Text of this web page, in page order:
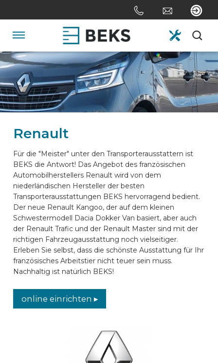
to
content
Jump
to
the
navigation
HOME
ÜBER UNS
SYSTEME
ANPASSUNG
SEKTOREN
AUTOMARKEN
KONTAKT
ONLINE EINRICHTEN
Renault
Für die "Meister" unter den Transporterausstattern ist
BEKS die Antwort! Das Angebot des französischen
Automobilherstellers Renault wird von dem
niederländischen Hersteller der besten
Transporterausstattungen BEKS hervorragend bedient.
Der neue Renault Kangoo, der auf dem kleinen
Schwestermodell Dacia Dokker Van basiert, aber auch
der Renault Trafic und der Renault Master sind mit der
richtigen Fahrzeugausstattung noch vielseitiger.
Erleben Sie selbst, dass die schönste Ausstattung für Ihr
französisches Arbeitstier nicht teuer sein muss.
Nachhaltig ist natürlich BEKS!
online einrichten ▸